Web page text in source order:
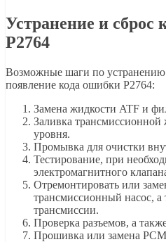
Устранение и сброс
P2764
Возможные шаги по
появление кода ошибки P2764:
Замена жидкости ATF и
Заливка трансмиссионной
уровня.
Промывка для очистки
Тестирование, при
электромагнитного
Отремонтировать или
трансмиссионный насос, а
трансмиссии.
Проверка разъемов, а
Прошивка или замена